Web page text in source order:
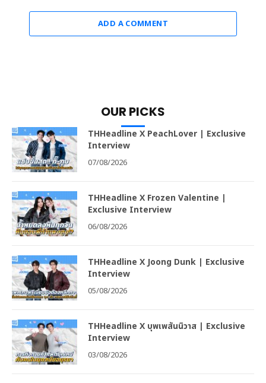
ADD A COMMENT
OUR PICKS
THHeadline X PeachLover | Exclusive
Interview
07/08/2026
THHeadline X Frozen Valentine |
Exclusive Interview
06/08/2026
THHeadline X Joong Dunk | Exclusive
Interview
05/08/2026
THHeadline X บุพเพสันนิวาส | Exclusive
Interview
03/08/2026